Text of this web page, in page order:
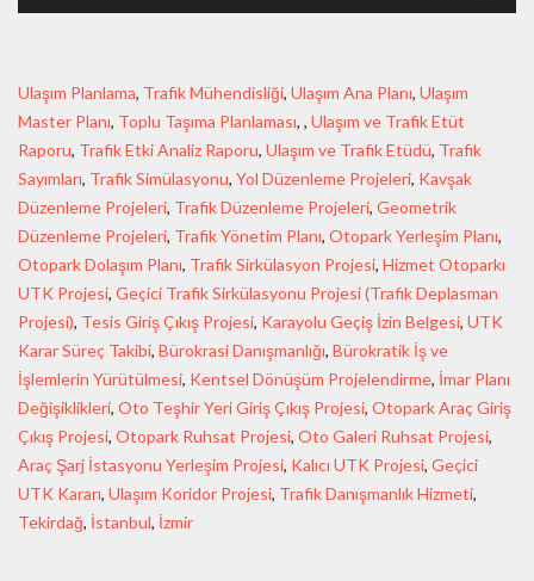
Ulaşım Planlama, Trafik Mühendisliği, Ulaşım Ana Planı, Ulaşım
Master Planı, Toplu Taşıma Planlaması, , Ulaşım ve Trafik Etüt
Raporu, Trafik Etki Analiz Raporu, Ulaşım ve Trafik Etüdü, Trafik
Sayımları, Trafik Simülasyonu, Yol Düzenleme Projeleri, Kavşak
Düzenleme Projeleri, Trafik Düzenleme Projeleri, Geometrik
Düzenleme Projeleri, Trafik Yönetim Planı, Otopark Yerleşim Planı,
Otopark Dolaşım Planı, Trafik Sirkülasyon Projesi, Hizmet Otoparkı
UTK Projesi, Geçici Trafik Sirkülasyonu Projesi (Trafik Deplasman
Projesi), Tesis Giriş Çıkış Projesi, Karayolu Geçiş İzin Belgesi, UTK
Karar Süreç Takibi, Bürokrasi Danışmanlığı, Bürokratik İş ve
İşlemlerin Yürütülmesi, Kentsel Dönüşüm Projelendirme, İmar Planı
Değişiklikleri, Oto Teşhir Yeri Giriş Çıkış Projesi, Otopark Araç Giriş
Çıkış Projesi, Otopark Ruhsat Projesi, Oto Galeri Ruhsat Projesi,
Araç Şarj İstasyonu Yerleşim Projesi, Kalıcı UTK Projesi, Geçici
UTK Kararı, Ulaşım Koridor Projesi, Trafik Danışmanlık Hizmeti,
Tekirdağ, İstanbul, İzmir